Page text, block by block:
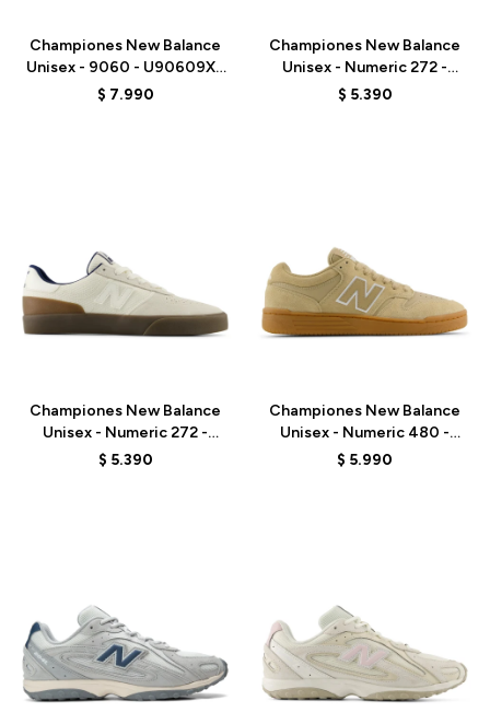
Championes New Balance
Unisex - 9060 - U90609XS
- GREY
$ 7.990
Championes New Balance
Unisex - Numeric 272 -
UN272BTT - OLIVE/BLACK
$ 5.390
Championes New Balance
Unisex - Numeric 272 -
UN272WDG - BEIGE
$ 5.390
Championes New Balance
Unisex - Numeric 480 -
UN480TSG - BEIGE
$ 5.990